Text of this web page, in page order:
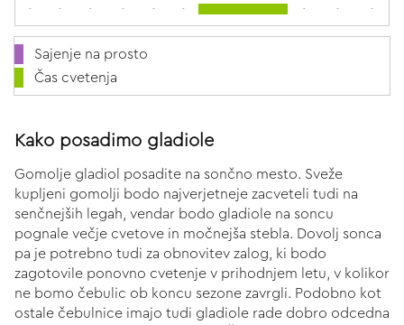
- - - - - - - - -
Sajenje na prosto
Čas cvetenja
Kako posadimo gladiole
Gomolje gladiol posadite na sončno mesto. Sveže
kupljeni gomolji bodo najverjetneje zacveteli tudi na
senčnejših legah, vendar bodo gladiole na soncu
pognale večje cvetove in močnejša stebla. Dovolj sonca
pa je potrebno tudi za obnovitev zalog, ki bodo
zagotovile ponovno cvetenje v prihodnjem letu, v kolikor
ne bomo čebulic ob koncu sezone zavrgli. Podobno kot
ostale čebulnice imajo tudi gladiole rade dobro odcedna